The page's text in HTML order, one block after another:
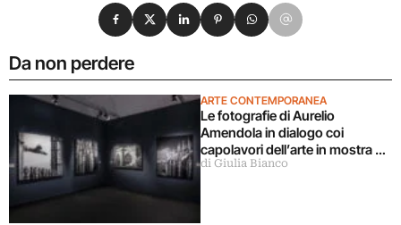
Da non perdere
ARTE CONTEMPORANEA
Le fotografie di Aurelio
Amendola in dialogo coi
capolavori dell’arte in mostra a
Milano
di Giulia Bianco
Condividi su Facebook
Condividi su X
Condividi su LinkedIn
Condividi su Pinterest
Condividi su WhatsApp
Condividi su Email